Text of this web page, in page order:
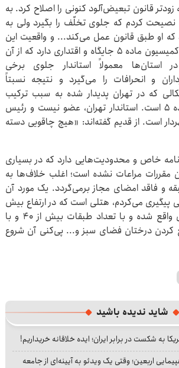
قانون تبعیض‌آلود کنونی را اصلاح کرد. به
نصیحت کردم که جلوی تخلّف را بگیرد ولی به
که او طبق قانون عمل می‌کند... و واقعیت این
است که هر رئیسی در کمیسیون ماده ۵ جایگاه و اقتداری دارد که از آن
استان‌ها معمولاً استاندار جلوی برخی
و انحرافات را می‌گیرد و نتیجه نسبتاً
که در تهران پدیدار شده به سبب ترکیب
نادرست کمیسیون ماده ۵ است. استاندار تهران، عضو نیست و رئیس
است. از قدیم گفته‌اند: «هیچ چاقویی دسته
خاص و محدودیت‌هایی دارد که در بسیاری
مقررات مراعات نشده است؛ اغلب خلاف‌ها به
و فاقد امضای مجاز برمی‌گردد. یک مورد آن
پیگیری می‌کردم، هتلی است که در ارتفاع بیش
از ۱۸۰۰متر و روی گسل واقع شده و با تعداد طبقات بیش از ۴۰ و با
کردن درختان فضای سبز و... پی‌کنی آن شروع
شاید ندیده باشید
به شکست در برابر ایران؛ ایده خلاقانه خریداریم!
اربعین؛ وقتی یک ویدئو به آیینه‌ای از جامعه